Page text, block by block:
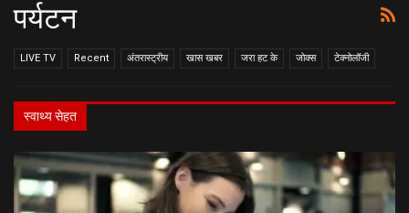
पर्यटन
LIVE TV Recent अंतरास्ट्रीय खास खबर जरा हट के जोक्स टेक्नोलॉजी
स्वाथ्य सेहत